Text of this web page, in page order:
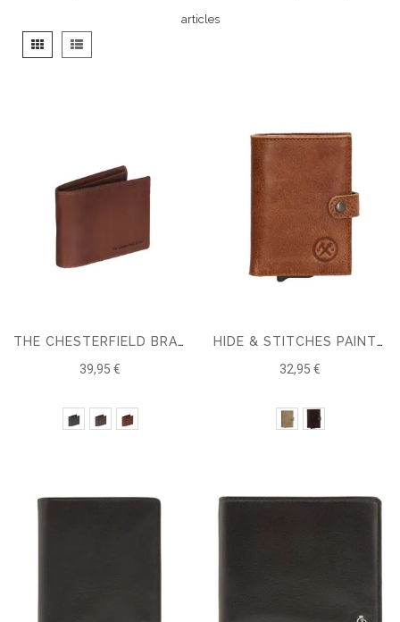
articles
Afficher
en
Grille Liste
THE CHESTERFIELD BRAND MARION PORTEFEUILLE EN CUIR HOMME
39,95 €
HIDE & STITCHES PAINT ROCK SAFETY WALLET
32,95 €